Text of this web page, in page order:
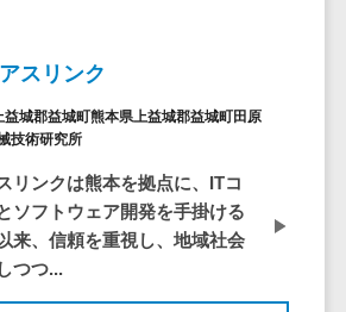
ンコール代行サービス>
訪問看護ステーション向けサービ
>
康診断システム>
診療予約システム>
管理ツール
ービス
電子証明書サ
ービス
データセンタ
スリンク
城郡益城町熊本県上益城郡益城町田原
技術研究所
リンクは熊本を拠点に、ITコ
ソフトウェア開発を手掛ける
来、信頼を重視し、地域社会
つつ...